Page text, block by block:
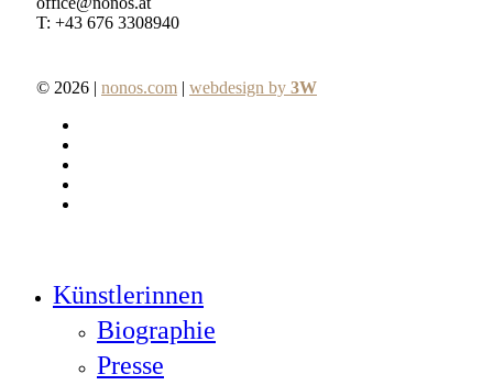
T: +43 676 3308940
© 2026 | nonos.com | webdesign by 3W
Menu
Künstlerinnen
Biographie
Presse